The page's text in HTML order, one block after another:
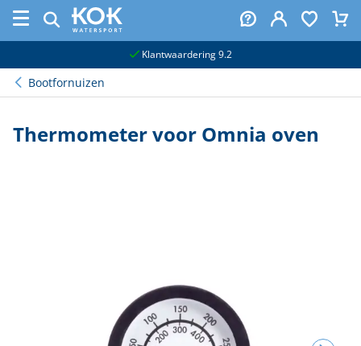
Klantwaardering 9.2
Bootfornuizen
Thermometer voor Omnia oven